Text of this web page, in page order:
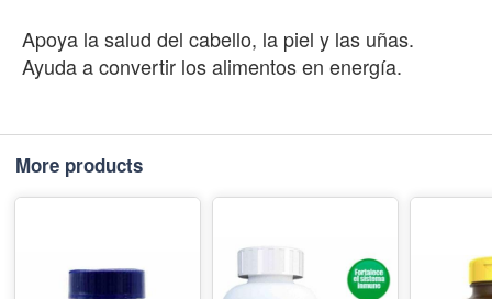
Apoya la salud del cabello, la piel y las uñas.
Ayuda a convertir los alimentos en energía.
More products